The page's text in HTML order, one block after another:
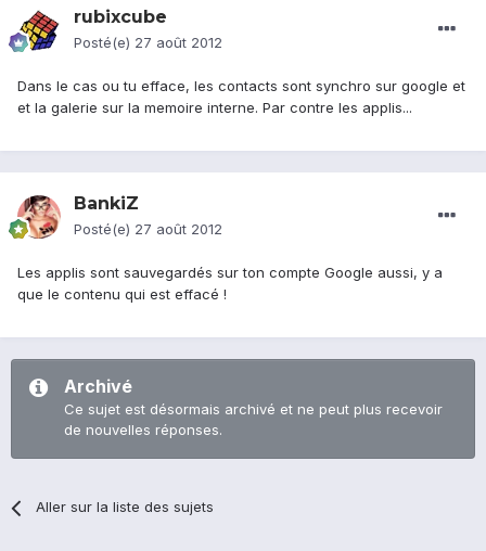
rubixcube
Posté(e) 27 août 2012
Dans le cas ou tu efface, les contacts sont synchro sur google et
et la galerie sur la memoire interne. Par contre les applis...
BankiZ
Posté(e) 27 août 2012
Les applis sont sauvegardés sur ton compte Google aussi, y a
que le contenu qui est effacé !
Archivé
Ce sujet est désormais archivé et ne peut plus recevoir
de nouvelles réponses.
Aller sur la liste des sujets